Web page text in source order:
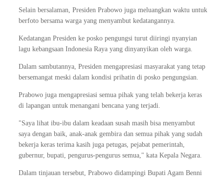
Selain bersalaman, Presiden Prabowo juga meluangkan waktu untuk
berfoto bersama warga yang menyambut kedatangannya.
Kedatangan Presiden ke posko pengungsi turut diiringi nyanyian
lagu kebangsaan Indonesia Raya yang dinyanyikan oleh warga.
Dalam sambutannya, Presiden mengapresiasi masyarakat yang tetap
bersemangat meski dalam kondisi prihatin di posko pengungsian.
Prabowo juga mengapresiasi semua pihak yang telah bekerja keras
di lapangan untuk menangani bencana yang terjadi.
"Saya lihat ibu-ibu dalam keadaan susah masih bisa menyambut
saya dengan baik, anak-anak gembira dan semua pihak yang sudah
bekerja keras terima kasih juga petugas, pejabat pemerintah,
gubernur, bupati, pengurus-pengurus semua," kata Kepala Negara.
Dalam tinjauan tersebut, Prabowo didampingi Bupati Agam Benni